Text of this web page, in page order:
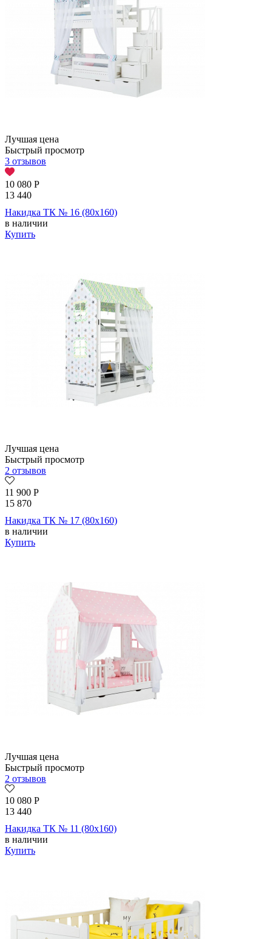
Лучшая цена
Быстрый просмотр
3 отзывов
10 080 Р
13 440
Накидка ТК № 16 (80х160)
в наличии
Купить
Лучшая цена
Быстрый просмотр
2 отзывов
11 900 Р
15 870
Накидка ТК № 17 (80х160)
в наличии
Купить
Лучшая цена
Быстрый просмотр
2 отзывов
10 080 Р
13 440
Накидка ТК № 11 (80х160)
в наличии
Купить